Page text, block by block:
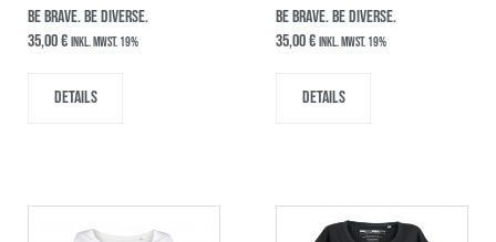
BE BRAVE. BE DIVERSE.
35,00€ inkl. MwSt. 19%
Details
BE BRAVE. BE DIVERSE.
35,00€ inkl. MwSt. 19%
Details